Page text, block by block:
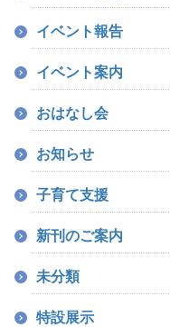
イベント報告
イベント案内
おはなし会
お知らせ
子育て支援
新刊のご案内
未分類
特設展示